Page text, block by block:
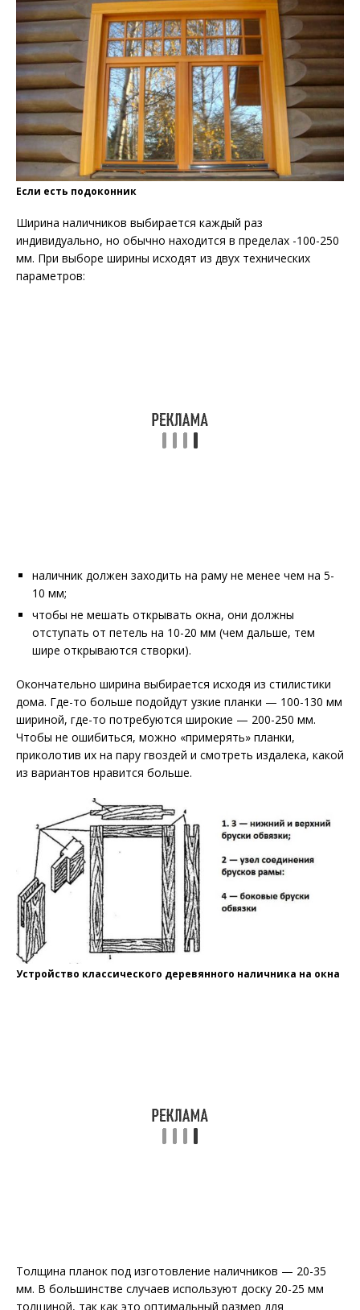
Если есть подоконник
Ширина наличников выбирается каждый раз
индивидуально, но обычно находится в пределах -100-250
мм. При выборе ширины исходят из двух технических
параметров:
наличник должен заходить на раму не менее чем на 5-
10 мм;
чтобы не мешать открывать окна, они должны
отступать от петель на 10-20 мм (чем дальше, тем
шире открываются створки).
Окончательно ширина выбирается исходя из стилистики
дома. Где-то больше подойдут узкие планки — 100-130 мм
шириной, где-то потребуются широкие — 200-250 мм.
Чтобы не ошибиться, можно «примерять» планки,
приколотив их на пару гвоздей и смотреть издалека, какой
из вариантов нравится больше.
Устройство классического деревянного наличника на окна
Толщина планок под изготовление наличников — 20-35
мм. В большинстве случаев используют доску 20-25 мм
толщиной, так как это оптимальный размер для